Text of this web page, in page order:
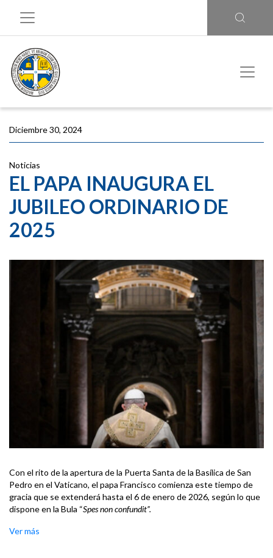
Diciembre 30, 2024
Noticias
EL PAPA INAUGURA EL
JUBILEO ORDINARIO DE
2025
Con el rito de la apertura de la Puerta Santa de la Basílica de San
Pedro en el Vaticano, el papa Francisco comienza este tiempo de
gracia que se extenderá hasta el 6 de enero de 2026, según lo que
dispone en la Bula “Spes non confundit”.
Ver más